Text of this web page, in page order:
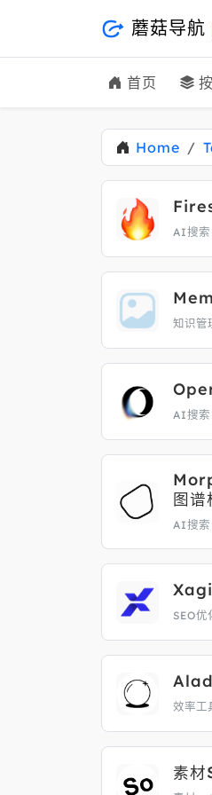
蘑菇导航
首页
Home
AI搜索
知识管
AI搜索
图谱
AI搜索
SEO优
效率工
素材